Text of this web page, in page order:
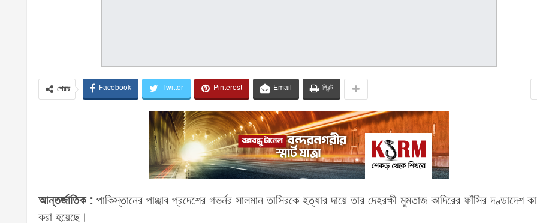
শেয়ার Facebook Twitter Pinterest Email প্রিন্ট
আন্তর্জাতিক : পাকিস্তানের পাঞ্জাব প্রদেশের গভর্নর সালমান তাসিরকে হত্যার দায়ে তার দেহরক্ষী মুমতাজ কাদিরের ফাঁসির দণ্ডাদেশ
করা হয়েছে।